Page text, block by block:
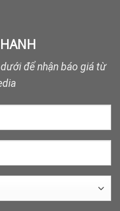
để nhận báo giá từ